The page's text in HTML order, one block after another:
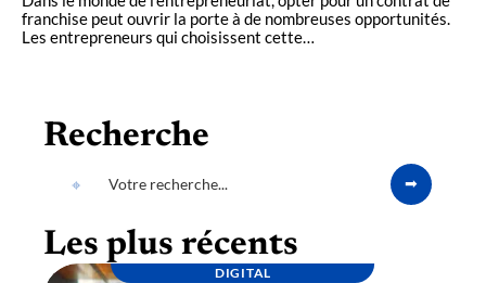
franchise peut ouvrir la porte à de nombreuses opportunités.
Les entrepreneurs qui choisissent cette…
Recherche
Les plus récents
DIGITAL